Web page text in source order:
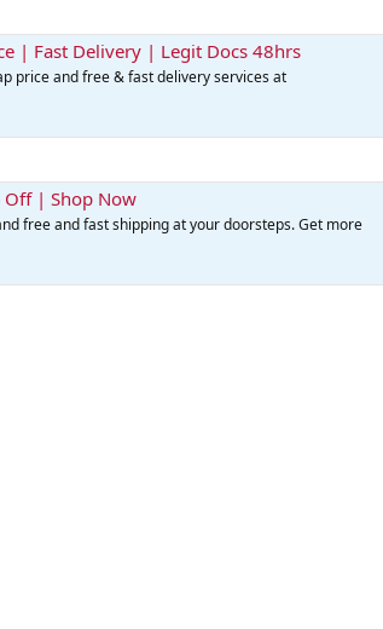
| Fast Delivery | Legit Docs 48hrs
price and free & fast delivery services at
Off | Shop Now
free and fast shipping at your doorsteps. Get more